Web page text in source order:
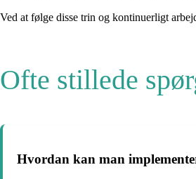
Ved at følge disse trin og kontinuerligt
Ofte stillede
Hvordan kan man